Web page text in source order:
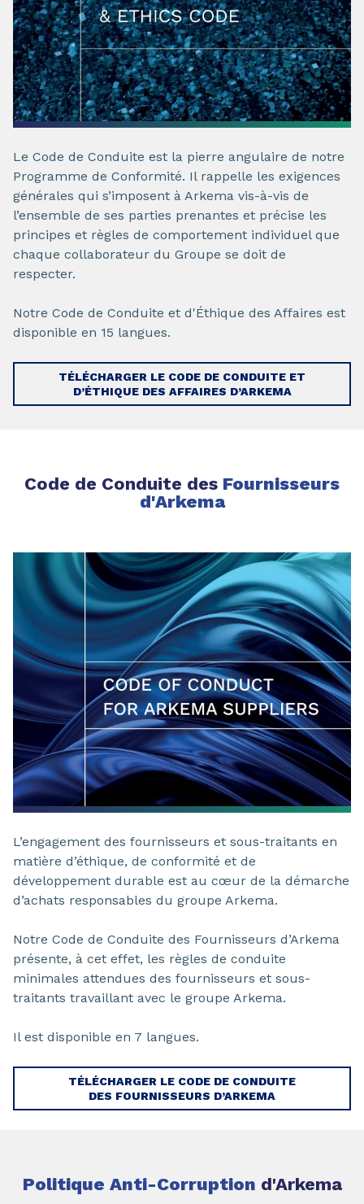
Le Code de Conduite est la pierre angulaire de notre
Programme de Conformité. Il rappelle les exigences
générales qui s’imposent à Arkema vis-à-vis de
l’ensemble de ses parties prenantes et précise les
principes et règles de comportement individuel que
chaque collaborateur du Groupe se doit de
respecter.
Notre Code de Conduite et d'Éthique des Affaires est
disponible en 15 langues.
TÉLÉCHARGER LE CODE DE CONDUITE ET
D’ÉTHIQUE DES AFFAIRES D’ARKEMA
Code de Conduite des Fournisseurs
d'Arkema
L’engagement des fournisseurs et sous-traitants en
matière d’éthique, de conformité et de
développement durable est au cœur de la démarche
d’achats responsables du groupe Arkema.
Notre Code de Conduite des Fournisseurs d’Arkema
présente, à cet effet, les règles de conduite
minimales attendues des fournisseurs et sous-
traitants travaillant avec le groupe Arkema.
Il est disponible en 7 langues.
TÉLÉCHARGER LE CODE DE CONDUITE
DES FOURNISSEURS D’ARKEMA
Politique Anti-Corruption d'Arkema